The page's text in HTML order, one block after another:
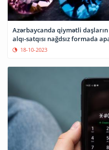
Azərbaycanda qiymətli
alqı-satqısı nağdsız formada
18-10-2023